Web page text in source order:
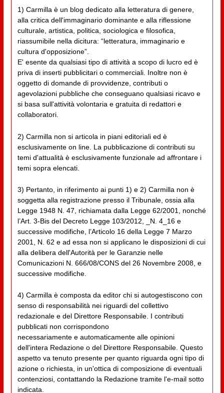
1) Carmilla è un blog dedicato alla letteratura di genere,
alla critica dell'immaginario dominante e alla riflessione
culturale, artistica, politica, sociologica e filosofica,
riassumibile nella dicitura: “letteratura, immaginario e
cultura d'opposizione”.
E' esente da qualsiasi tipo di attività a scopo di lucro ed è
priva di inserti pubblicitari o commerciali. Inoltre non è
oggetto di domande di provvidenze, contributi o
agevolazioni pubbliche che conseguano qualsiasi ricavo e
si basa sull'attività volontaria e gratuita di redattori e
collaboratori.
2) Carmilla non si articola in piani editoriali ed è
esclusivamente on line. La pubblicazione di contributi su
temi d'attualità è esclusivamente funzionale ad affrontare i
temi sopra elencati.
3) Pertanto, in riferimento ai punti 1) e 2) Carmilla non è
soggetta alla registrazione presso il Tribunale, ossia alla
Legge 1948 N. 47, richiamata dalla Legge 62/2001, nonché
l’Art. 3-Bis del Decreto Legge 103/2012, _N. 4_16 e
successive modifiche, l’Articolo 16 della Legge 7 Marzo
2001, N. 62 e ad essa non si applicano le disposizioni di cui
alla delibera dell'Autorità per le Garanzie nelle
Comunicazioni N. 666/08/CONS del 26 Novembre 2008, e
successive modifiche.
4) Carmilla è composta da editor chi si autogestiscono con
senso di responsabilità nei riguardi del collettivo
redazionale e del Direttore Responsabile. I contributi
pubblicati non corrispondono
necessariamente e automaticamente alle opinioni
dell'intera Redazione o del Direttore Responsabile. Questo
aspetto va tenuto presente per quanto riguarda ogni tipo di
azione o richiesta, in un'ottica di composizione di eventuali
contenziosi, contattando la Redazione tramite l'e-mail sotto
indicata.